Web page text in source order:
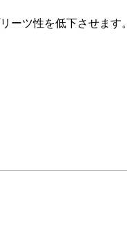
ーツ性を低下させます